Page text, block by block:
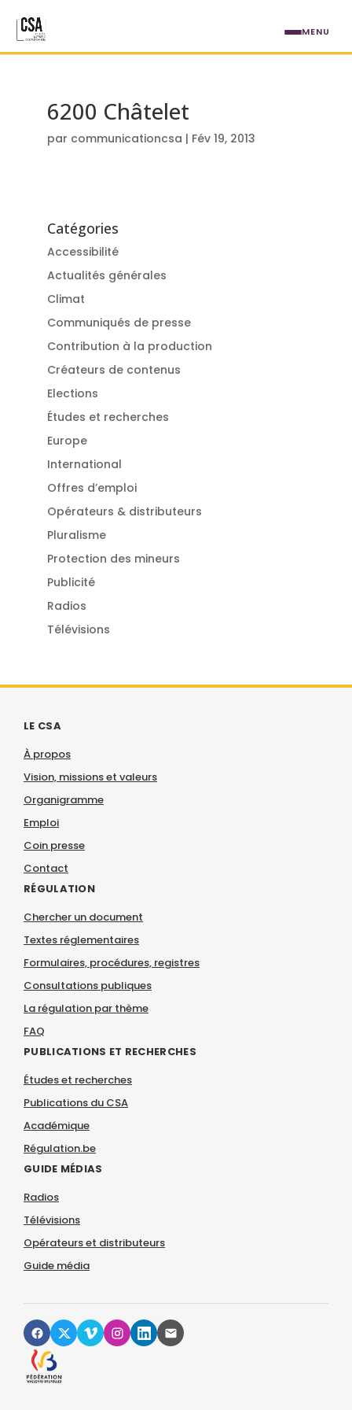
6200 Châtelet
par communicationcsa | Fév 19, 2013
Catégories
Accessibilité
Actualités générales
Climat
Communiqués de presse
Contribution à la production
Créateurs de contenus
Elections
Études et recherches
Europe
International
Offres d’emploi
Opérateurs & distributeurs
Pluralisme
Protection des mineurs
Publicité
Radios
Télévisions
LE CSA
À propos
Vision, missions et valeurs
Organigramme
Emploi
Coin presse
Contact
RÉGULATION
Chercher un document
Textes réglementaires
Formulaires, procédures, registres
Consultations publiques
La régulation par thème
FAQ
PUBLICATIONS ET RECHERCHES
Études et recherches
Publications du CSA
Académique
Régulation.be
GUIDE MÉDIAS
Radios
Télévisions
Opérateurs et distributeurs
Guide média
MENU